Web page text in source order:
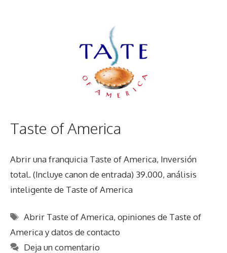
Taste of America
Abrir una franquicia Taste of America, Inversión
total. (Incluye canon de entrada) 39.000, análisis
inteligente de Taste of America
Etiquetas
Abrir Taste of America,opiniones de Taste of
America y datos de contacto
Deja un comentario